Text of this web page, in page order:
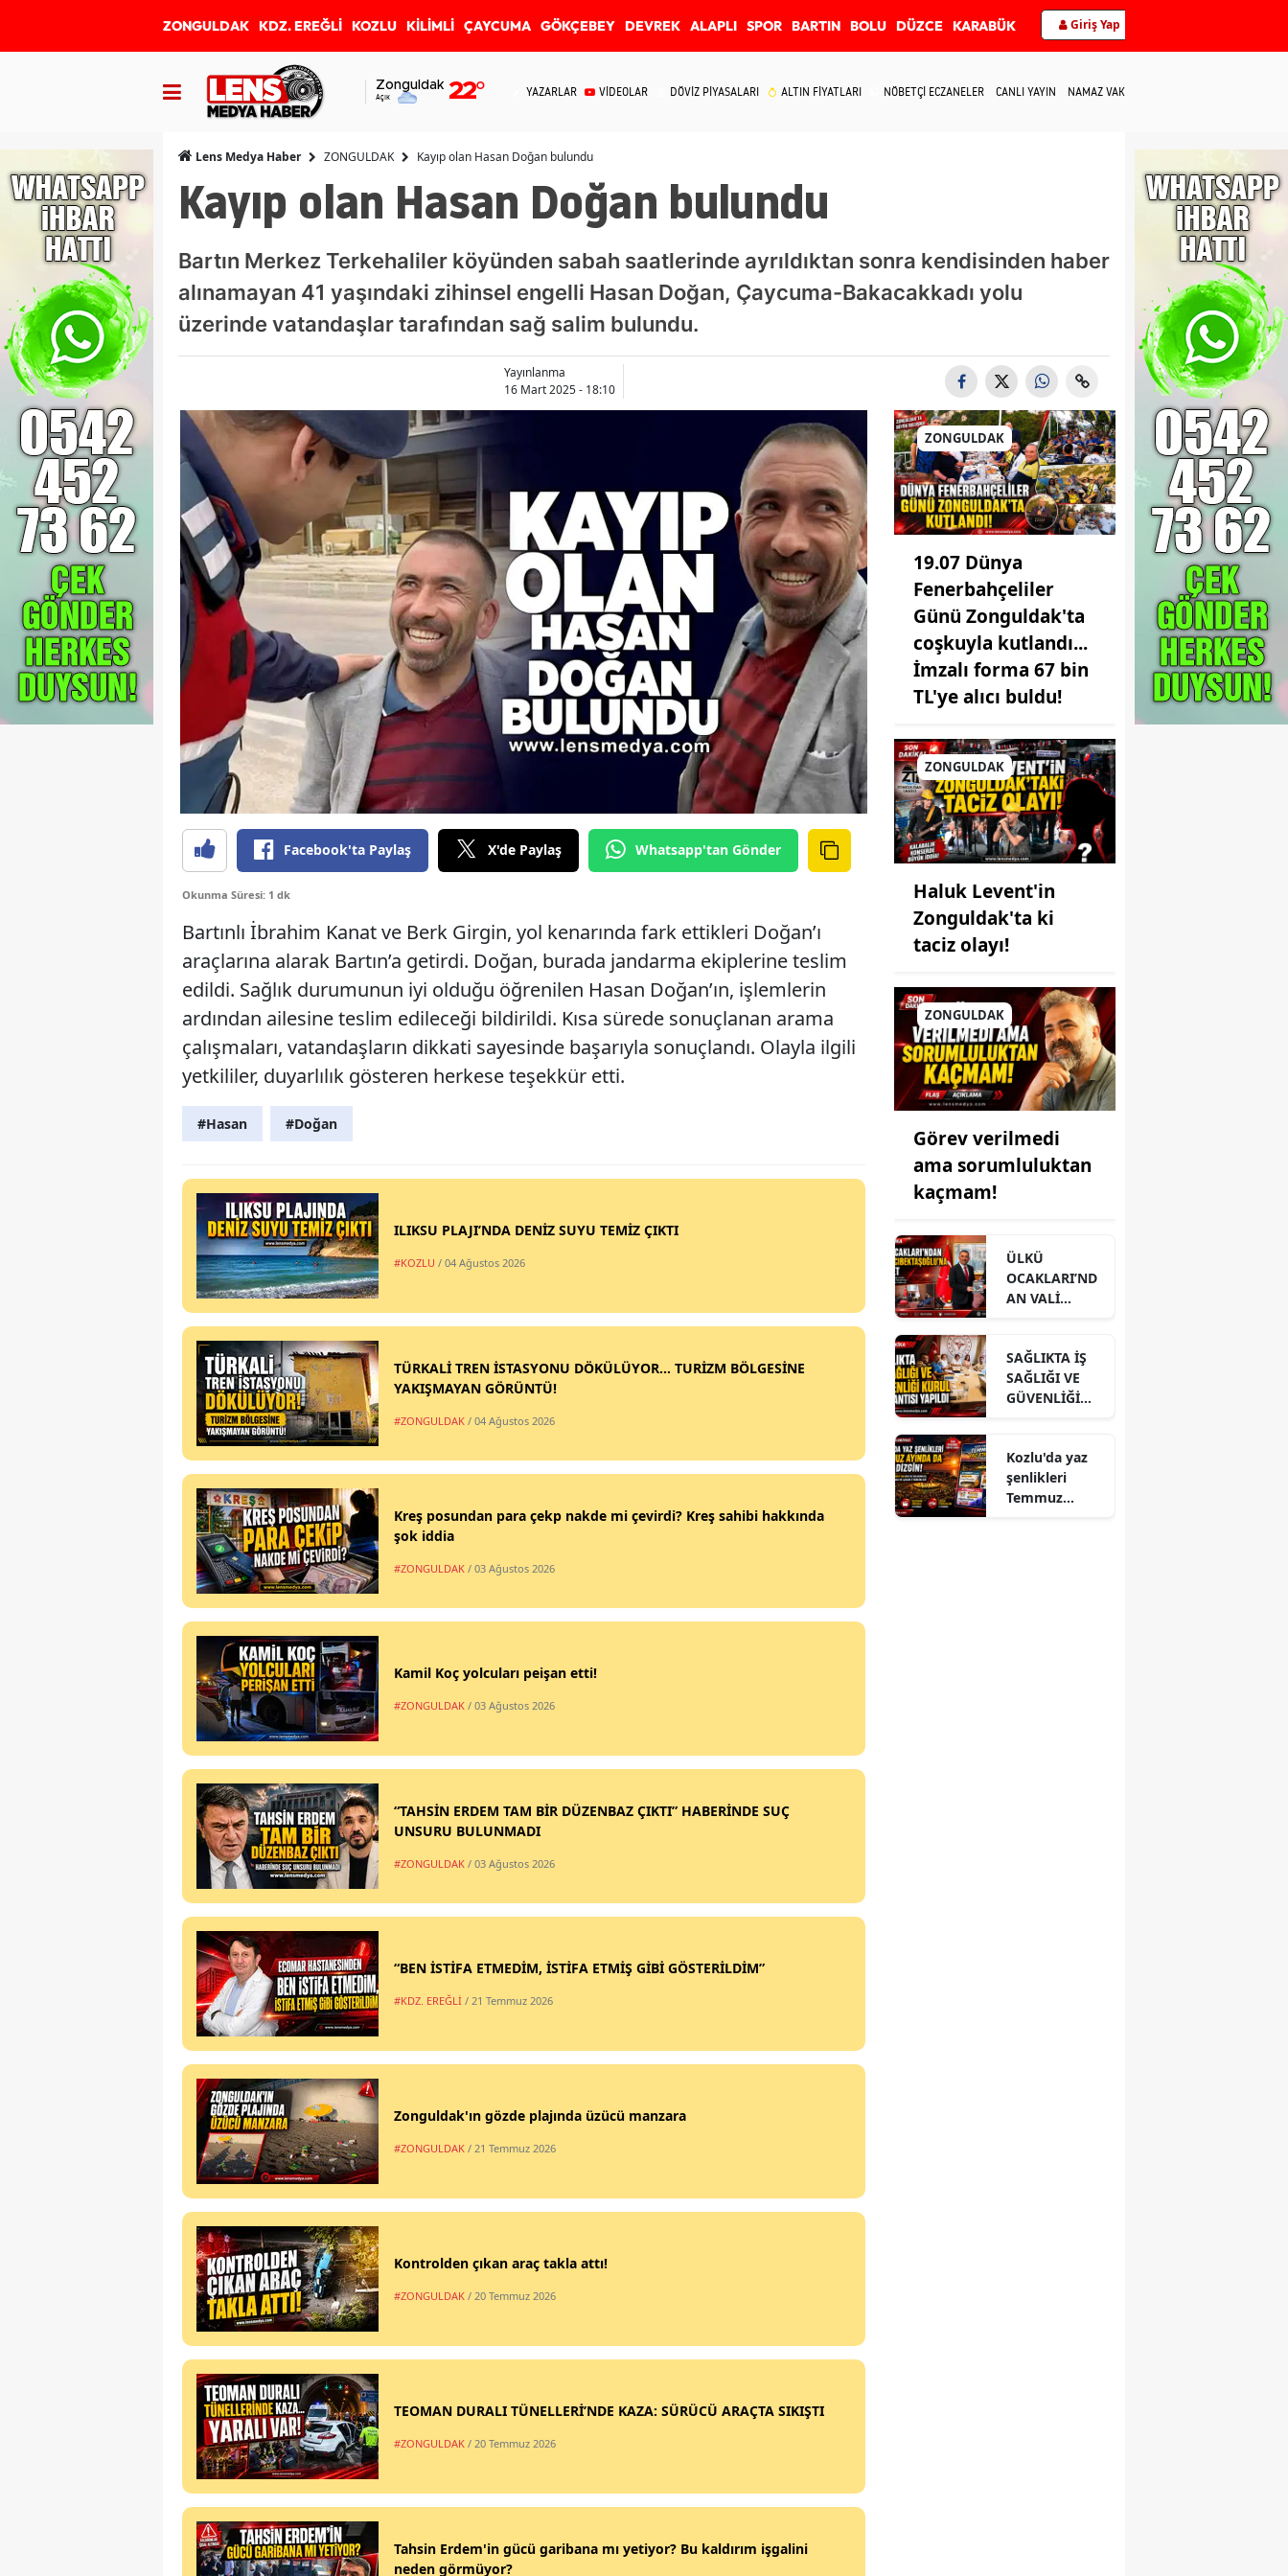
ZONGULDAK KDZ. EREĞLİ KOZLU KİLİMLİ ÇAYCUMA GÖKÇEBEY DEVREK ALAPLI SPOR BARTIN BOLU DÜZCE KARABÜK Giriş Yap
Zonguldak
Açık 22° YAZARLAR VİDEOLAR DÖVİZ PİYASALARI ALTIN FİYATLARI NÖBETÇİ ECZANELER CANLI YAYIN NAMAZ VAKİTLERİ
Lens Medya Haber ZONGULDAK Kayıp olan Hasan Doğan bulundu
Kayıp olan Hasan Doğan bulundu
Bartın Merkez Terkehaliler köyünden sabah saatlerinde ayrıldıktan sonra kendisinden haber
alınamayan 41 yaşındaki zihinsel engelli Hasan Doğan, Çaycuma-Bakacakkadı yolu
üzerinde vatandaşlar tarafından sağ salim bulundu.
Yayınlanma
16 Mart 2025 - 18:10
Facebook'ta Paylaş X'de Paylaş Whatsapp'tan Gönder
Okunma Süresi: 1 dk
Bartınlı İbrahim Kanat ve Berk Girgin, yol kenarında fark ettikleri Doğan’ı
araçlarına alarak Bartın’a getirdi. Doğan, burada jandarma ekiplerine teslim
edildi. Sağlık durumunun iyi olduğu öğrenilen Hasan Doğan’ın, işlemlerin
ardından ailesine teslim edileceği bildirildi. Kısa sürede sonuçlanan arama
çalışmaları, vatandaşların dikkati sayesinde başarıyla sonuçlandı. Olayla ilgili
yetkililer, duyarlılık gösteren herkese teşekkür etti.
#Hasan #Doğan
ILIKSU PLAJI’NDA DENİZ SUYU TEMİZ ÇIKTI
#KOZLU / 04 Ağustos 2026
TÜRKALİ TREN İSTASYONU DÖKÜLÜYOR... TURİZM BÖLGESİNE
YAKIŞMAYAN GÖRÜNTÜ!
#ZONGULDAK / 04 Ağustos 2026
Kreş posundan para çekp nakde mi çevirdi? Kreş sahibi hakkında
şok iddia
#ZONGULDAK / 03 Ağustos 2026
Kamil Koç yolcuları peişan etti!
#ZONGULDAK / 03 Ağustos 2026
“TAHSİN ERDEM TAM BİR DÜZENBAZ ÇIKTI” HABERİNDE SUÇ
UNSURU BULUNMADI
#ZONGULDAK / 03 Ağustos 2026
“BEN İSTİFA ETMEDİM, İSTİFA ETMİŞ GİBİ GÖSTERİLDİM”
#KDZ. EREĞLİ / 21 Temmuz 2026
Zonguldak'ın gözde plajında üzücü manzara
#ZONGULDAK / 21 Temmuz 2026
Kontrolden çıkan araç takla attı!
#ZONGULDAK / 20 Temmuz 2026
TEOMAN DURALI TÜNELLERİ’NDE KAZA: SÜRÜCÜ ARAÇTA SIKIŞTI
#ZONGULDAK / 20 Temmuz 2026
Tahsin Erdem'in gücü garibana mı yetiyor? Bu kaldırım işgalini
neden görmüyor?
ZONGULDAK
19.07 Dünya
Fenerbahçeliler
Günü Zonguldak'ta
coşkuyla kutlandı...
İmzalı forma 67 bin
TL'ye alıcı buldu!
ZONGULDAK
Haluk Levent'in
Zonguldak'ta ki
taciz olayı!
ZONGULDAK
Görev verilmedi
ama sorumluluktan
kaçmam!
ÜLKÜ
OCAKLARI’ND
AN VALİ
ZİYARET
SAĞLIKTA İŞ
SAĞLIĞI VE
GÜVENLİĞİ
YAPILDI
Kozlu'da yaz
şenlikleri
Temmuz